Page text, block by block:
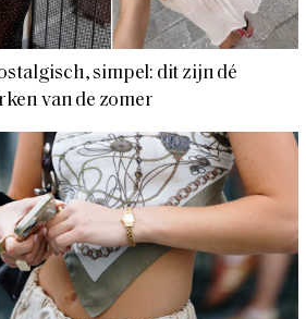
simpel: dit zijn dé
van de zomer